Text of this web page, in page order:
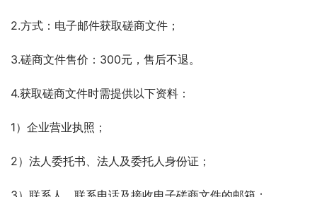
2.方式：电子邮件获取磋商文件；
3.磋商文件售价：300元，售后不退。
4.获取磋商文件时需提供以下资料：
1）企业营业执照；
2）法人委托书、法人及委托人身份证；